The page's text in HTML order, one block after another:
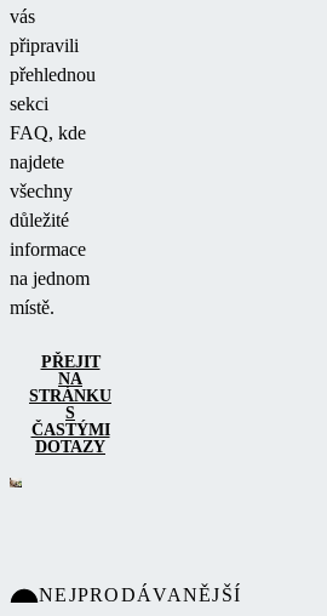
vás
připravili
přehlednou
sekci
FAQ, kde
najdete
všechny
důležité
informace
na jednom
místě.
PŘEJIT
NA
STRÁNKU
S
ČASTÝMI
DOTAZY
NEJPRODÁVANĚJŠÍ